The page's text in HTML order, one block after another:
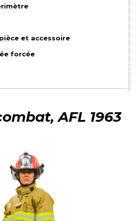
et accessoire
forcée
AFL 1963